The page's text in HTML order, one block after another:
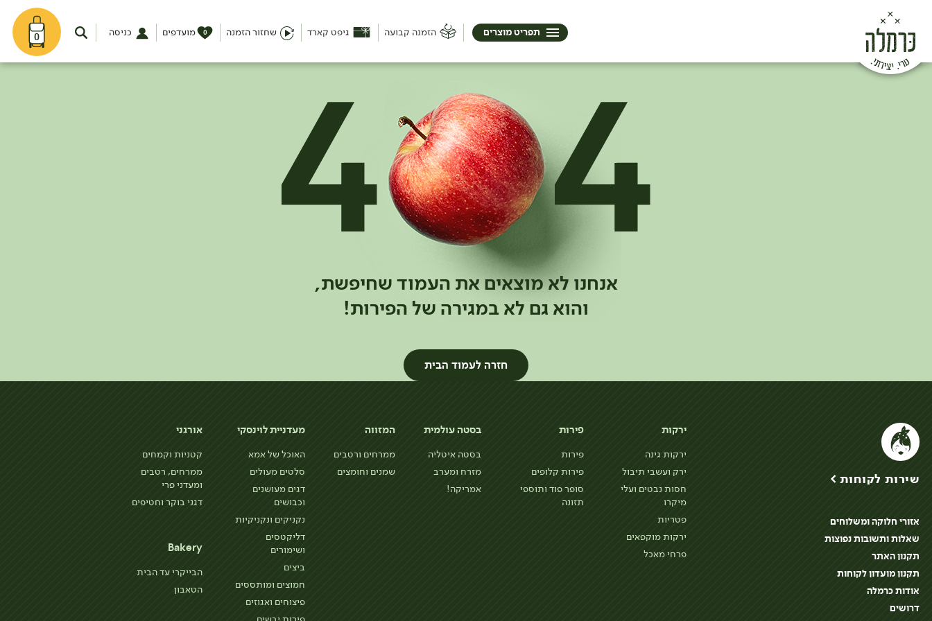
0 הזמנה קבועה גיפט קארד שחזור הזמנה מועדפים 0 כניסה תפריט מוצרים
אנחנו לא מוצאים את העמוד שחיפשת,
והוא גם לא במגירה של הפירות!
חזרה לעמוד הבית
ירקות
ירקות גינה
ירק ועשבי תיבול
חסות נבטים ועלי
מיקרו
פטריות
ירקות מוקפאים
פרחי מאכל
פירות
פירות
פירות קלופים
סופר פוד ותוספי
תזונה
בסטה עולמית
בסטה איטליה
מזרח ומערב
אמריקה!
המזווה
ממרחים ורטבים
שמנים וחומצים
מעדניית לוינסקי
האוכל של אמא
סלטים מעולים
דגים מעושנים
וכבושים
נקניקים ונקניקיות
דליקטסים
ושימורים
ביצים
חמוצים ומותססים
פיצוחים ואגוזים
אורגני
קטניות וקמחים
ממרחים, רטבים
ומעדני פרי
דגני בוקר וחטיפים
Bakery
הבייקרי עד הבית
הטאבון
שירות לקוחות >
אזורי חלוקה ומשלוחים
שאלות ותשובות נפוצות
תקנון האתר
תקנון מועדון לקוחות
אודות כרמלה
דרושים